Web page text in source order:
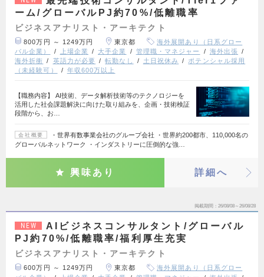
ーム/グローバルPJ約70%/低離職率
ビジネスアナリスト・アーキテクト
800万円 ～ 1249万円 東京都
海外展開あり（日系グロー
バル企業）
上場企業 大手企業 管理職・マネジャー
海外出張
海外折衝
英語力が必要 転勤なし 土日祝休み
ポテンシャル採用
（未経験可）
年収600万以上
【職務内容】 AI技術、データ解析技術等のテクノロジーを
活用した社会課題解決に向けた取り組みを、企画・技術検証
段階から、お…
会社概要
・世界有数事業会社のグループ会社 ・世界約200都市、110,000名の
グローバルネットワーク ・インダストリーに圧倒的な強…
興味あり 詳細へ
掲載期間 26/08/08～26/08/28
NEW
AIビジネスコンサルタント/グローバル
PJ約70%/低離職率/福利厚生充実
ビジネスアナリスト・アーキテクト
600万円 ～ 1249万円 東京都
海外展開あり（日系グロー